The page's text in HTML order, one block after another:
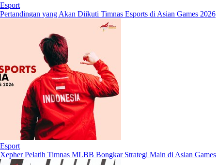
Esport
Pertandingan yang Akan Diikuti Timnas Esports di Asian Games 2026
Esport
Xepher Pelatih Timnas MLBB Bongkar Strategi Main di Asian Games